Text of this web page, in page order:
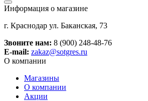
Информация о магазине
г. Краснодар ул. Баканская, 73
Звоните нам: 8 (900) 248-48-76
E-mail: zakaz@sotgres.ru
О компании
Магазины
О компании
Акции